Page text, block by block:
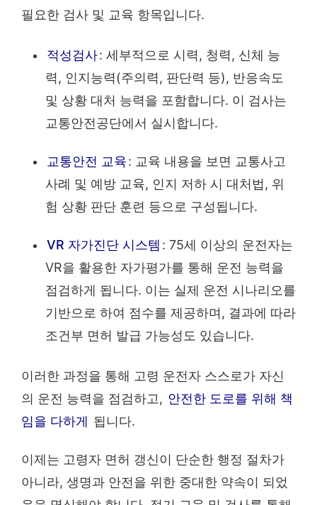
필요한 검사 및 교육 항목입니다.
적성검사: 세부적으로 시력, 청력, 신체 능
력, 인지능력(주의력, 판단력 등), 반응속도
및 상황 대처 능력을 포함합니다. 이 검사는
교통안전공단에서 실시합니다.
교통안전 교육: 교육 내용을 보면 교통사고
사례 및 예방 교육, 인지 저하 시 대처법, 위
험 상황 판단 훈련 등으로 구성됩니다.
VR 자가진단 시스템 : 75세 이상의 운전자는
VR을 활용한 자가평가를 통해 운전 능력을
점검하게 됩니다. 이는 실제 운전 시나리오를
기반으로 하여 점수를 제공하며, 결과에 따라
조건부 면허 발급 가능성도 있습니다.
이러한 과정을 통해 고령 운전자 스스로가 자신
의 운전 능력을 점검하고, 안전한 도로를 위해 책
임을 다하게 됩니다.
이제는 고령자 면허 갱신이 단순한 행정 절차가
아니라, 생명과 안전을 위한 중대한 약속이 되었